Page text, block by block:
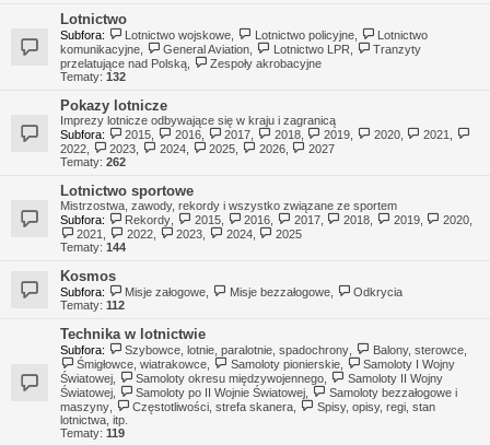
Lotnictwo
Subfora: Lotnictwo wojskowe Lotnictwo policyjne,
Lotnictwo
komunikacyjne
General Aviation Lotnictwo LPR
Tranzyty
przelatujące nad Polską
Zespoły akrobacyjne
Tematy: 132
Pokazy lotnicze
Imprezy lotnicze odbywające się w kraju i zagranicą
Subfora:
2015 2016, 2017 2018, 2019 2020, 2021
2022
2023 2024, 2025 2026,
2027
Tematy: 262
Lotnictwo sportowe
Mistrzostwa, zawody, rekordy i wszystko związane ze sportem
Subfora:
Rekordy 2015, 2016 2017, 2018 2019, 2020,
2021
2022, 2023 2024,
2025
Tematy: 144
Kosmos
Subfora: Misje załogowe Misje bezzałogowe,
Odkrycia
Tematy: 112
Technika w lotnictwie
Subfora: Szybowce, lotnie, paralotnie, spadochrony Balony, sterowce,
Śmigłowce, wiatrakowce
Samoloty pionierskie,
Samoloty I Wojny
Światowej
Samoloty okresu międzywojennego
Samoloty II Wojny
Światowej
Samoloty po II Wojnie Światowej
Samoloty bezzałogowe i
maszyny
Częstotliwości, strefa skanera
Spisy, opisy, regi, stan
lotnictwa, itp.
Tematy: 119